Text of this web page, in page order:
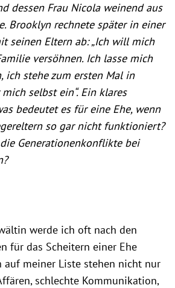
dessen Frau Nicola weinend aus
Brooklyn rechnete später in einer
seinen Eltern ab: „Ich will mich
versöhnen. Ich lasse mich
ich stehe zum ersten Mal in
selbst ein“. Ein klares
bedeutet es für eine Ehe, wenn
so gar nicht funktioniert?
Generationenkonflikte bei
werde ich oft nach den
für das Scheitern einer Ehe
auf meiner Liste stehen nicht nur
schlechte Kommunikation,